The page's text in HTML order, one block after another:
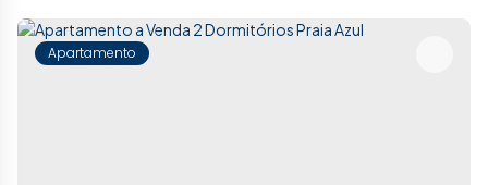
Apartamento